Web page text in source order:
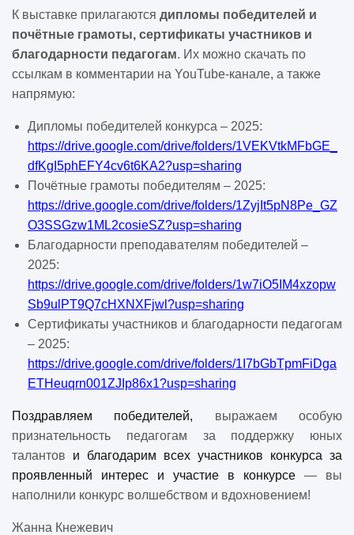
К выставке прилагаются дипломы победителей и
почётные грамоты, сертификаты участников и
благодарности педагогам. Их можно скачать по
ссылкам в комментарии на YouTube-канале, а также
напрямую:
Дипломы победителей конкурса – 2025:
https://drive.google.com/drive/folders/1VEKVtkMFbGE
dfKgI 5phEFY4cv6t6KA2?usp=sharing
Почётные грамоты победителям – 2025:
https://drive.google.com/drive/folders/1ZyjIt5pN8Pe GZ
O3SSGzw1ML2cosieSZ?usp=sharing
Благодарности преподавателям победителей –
2025:
https://drive.google.com/drive/folders/1w7iO5 IM4xzopw
Sb9ulPT9Q7cHXNXFjwl ?usp=sharing
Сертификаты участников и благодарности педагогам
– 2025:
https://drive.google.com/drive/folders/1I7bGbTpmFiDga
ETHeuqrn001ZJIp86x1?usp=sharing
Поздравляем победителей, выражаем особую
признательность педагогам за поддержку юных
талантов и благодарим всех участников конкурса за
проявленный интерес и участие в конкурсе — вы
наполнили конкурс волшебством и вдохновением!
Жанна Кнежевич